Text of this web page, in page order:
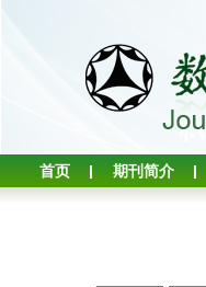
首页 期刊简介